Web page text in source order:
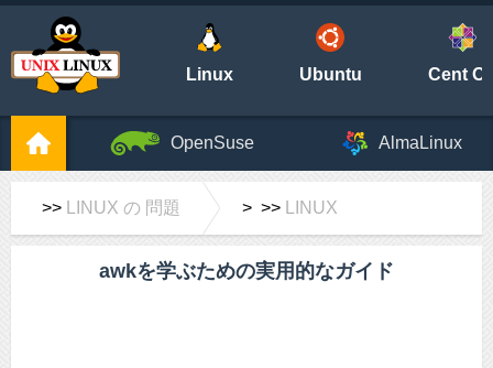
Linux Ubuntu Cent
OpenSuse AlmaLinux
>> LINUX の 問題 > >> LINUX
awkを学ぶための実用的なガイド